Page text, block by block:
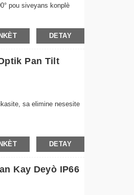
pou siveyans konplè
jiska 10 mèt nan fènwa
pitit ou oswa bèt kay ou a
DETAY
Pan Tilt
sa elimine nesesite
ki apwopriye pou gwo
DETAY
Kay Deyò IP66